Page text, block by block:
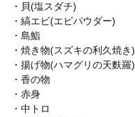
・貝(塩スダチ)
・縞エビ(エビパウダー)
・島鮨
・焼き物(スズキの利久焼き)
・揚げ物(ハマグリの天麩羅)
・香の物
・赤身
・中トロ